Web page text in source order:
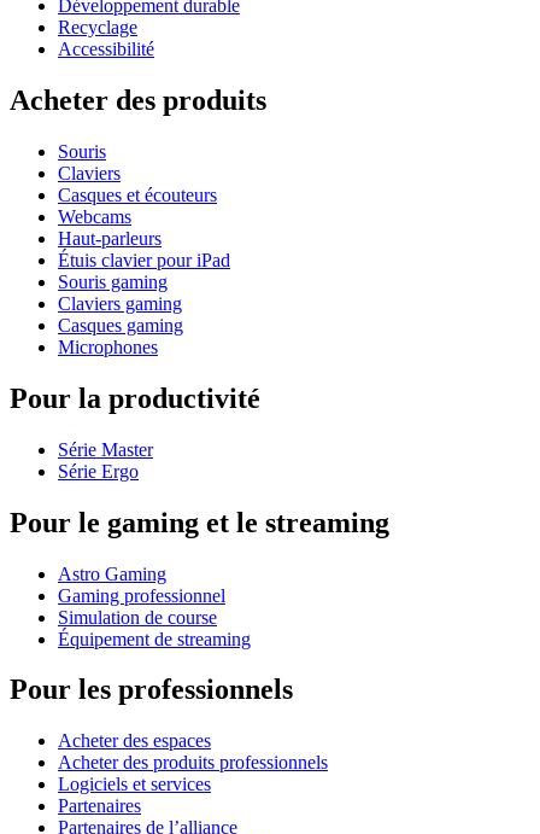
Développement durable
Recyclage
Accessibilité
Acheter des produits
Souris
Claviers
Casques et écouteurs
Webcams
Haut-parleurs
Étuis clavier pour iPad
Souris gaming
Claviers gaming
Casques gaming
Microphones
Pour la productivité
Série Master
Série Ergo
Pour le gaming et le streaming
Astro Gaming
Gaming professionnel
Simulation de course
Équipement de streaming
Pour les professionnels
Acheter des espaces
Acheter des produits professionnels
Logiciels et services
Partenaires
Partenaires de l’alliance